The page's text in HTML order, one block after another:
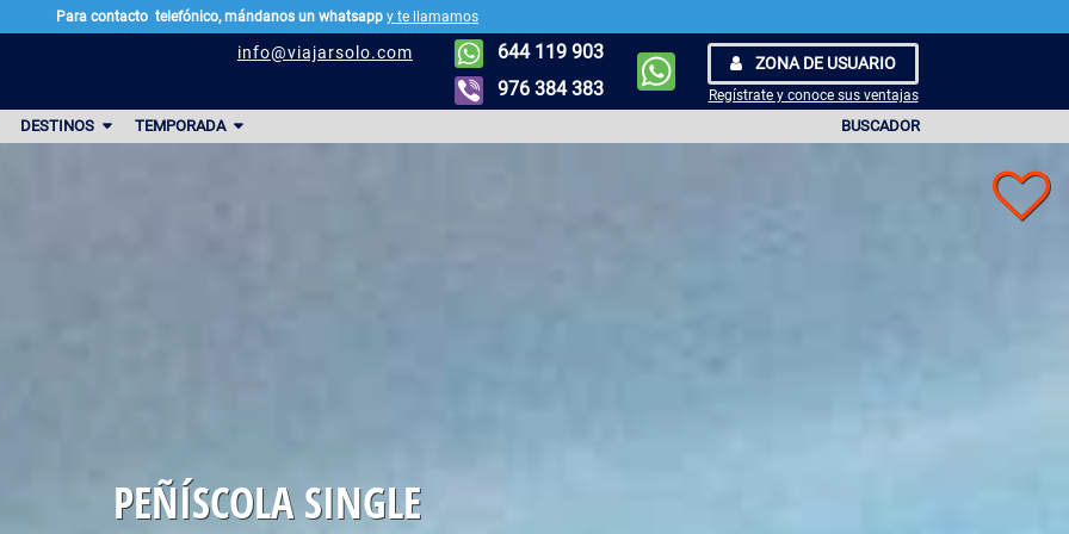
644 119 903
976 384 383
ZONA DE USUARIO
Regístrate y conoce sus ventajas
info@viajarsolo.com
DESTINOS TEMPORADA BUSCADOR
PEÑÍSCOLA SINGLE
Para contacto telefónico, mándanos un whatsapp y te llamamos